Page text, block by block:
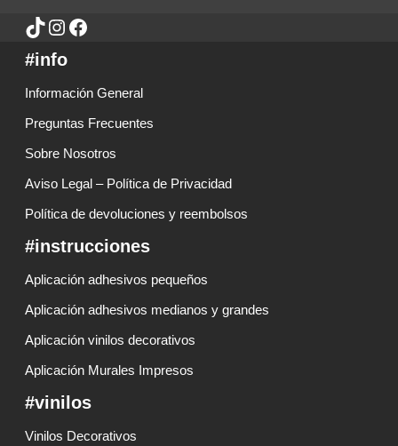
#info
Información General
Preguntas Frecuentes
Sobre Nosotros
Aviso Legal – Política de Privacidad
Política de devoluciones y reembolsos
#instrucciones
Aplicación adhesivos pequeños
Aplicación adhesivos medianos y grandes
Aplicación vinilos decorativos
Aplicación Murales Impresos
#vinilos
Vinilos Decorativos